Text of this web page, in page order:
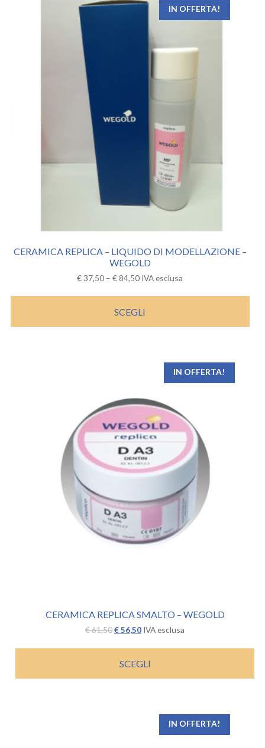
IN OFFERTA!
CERAMICA REPLICA – LIQUIDO DI MODELLAZIONE –
WEGOLD
€37,50 –€84,50 IVA esclusa
SCEGLI
IN OFFERTA!
CERAMICA REPLICA SMALTO – WEGOLD
€61,50Il
originale
era:
€ 61,50.
€56,50Il
attuale
è:
€ 56,50.
IVA esclusa
SCEGLI
IN OFFERTA!